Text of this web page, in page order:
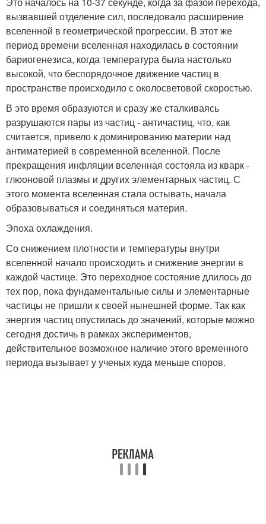
вызвавшей отделение сил, последовало расширение
вселенной в геометрической прогрессии. В этот же
период времени вселенная находилась в состоянии
бариогенезиса, когда температура была настолько
высокой, что беспорядочное движение частиц в
пространстве происходило с околосветовой скоростью.
В это время образуются и сразу же сталкиваясь
разрушаются пары из частиц - античастиц, что, как
считается, привело к доминированию материи над
антиматерией в современной вселенной. После
прекращения инфляции вселенная состояла из кварк -
глюоновой плазмы и других элементарных частиц. С
этого момента вселенная стала остывать, начала
образовываться и соединяться материя.
Эпоха охлаждения.
Со снижением плотности и температуры внутри
вселенной начало происходить и снижение энергии в
каждой частице. Это переходное состояние длилось до
тех пор, пока фундаментальные силы и элементарные
частицы не пришли к своей нынешней форме. Так как
энергия частиц опустилась до значений, которые можно
сегодня достичь в рамках экспериментов,
действительное возможное наличие этого временного
периода вызывает у ученых куда меньше споров.